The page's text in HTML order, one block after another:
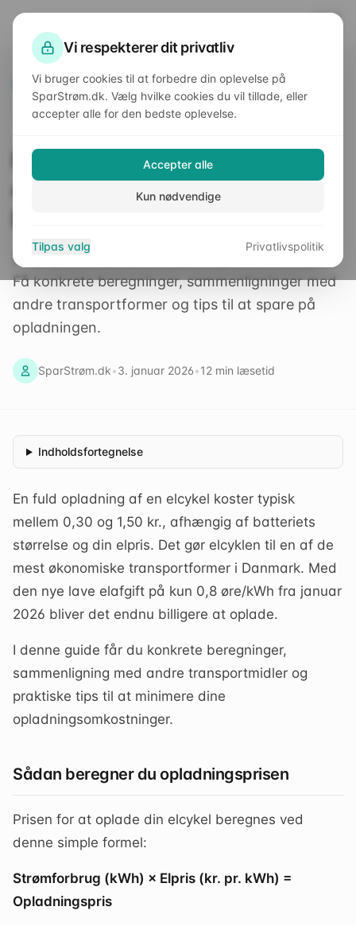
Forside/Viden/ Hvad koster det at oplade en elcykel? Beregning og besparelser
Elforbrug
Hvad koster det at oplade en
elcykel? Beregning og
Se præcis hvad det koster at oplade din elcykel.
Få konkrete beregninger, sammenligninger med
andre transportformer og tips til at spare på
opladningen.
SparStrøm.dk•3. januar 2026•12 min læsetid
Indholdsfortegnelse
En fuld opladning af en elcykel koster typisk
mellem 0,30 og 1,50 kr., afhængig af batteriets
størrelse og din elpris. Det gør elcyklen til en af de
mest økonomiske transportformer i Danmark. Med
den nye lave elafgift på kun 0,8 øre/kWh fra januar
2026 bliver det endnu billigere at oplade.
I denne guide får du konkrete beregninger,
sammenligning med andre transportmidler og
praktiske tips til at minimere dine
opladningsomkostninger.
Sådan beregner du opladningsprisen
Prisen for at oplade din elcykel beregnes ved
denne simple formel:
Strømforbrug (kWh) × Elpris (kr. pr. kWh) =
Opladningspris
Vi respekterer dit privatliv
Vi bruger cookies til at forbedre din oplevelse på
SparStrøm.dk. Vælg hvilke cookies du vil tillade, eller
accepter alle for den bedste oplevelse.
Accepter alle
Kun nødvendige
Tilpas valg Privatlivspolitik